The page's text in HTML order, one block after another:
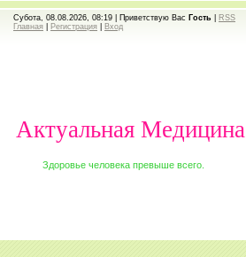
Субота, 08.08.2026, 08:19 | Приветствую Вас Гость
RSS
Главная
Регистрация Вход
Актуальная Медицина
Здоровье человека превыше всего.